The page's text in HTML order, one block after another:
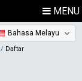
MENU
Daftar
Bahasa Melayu